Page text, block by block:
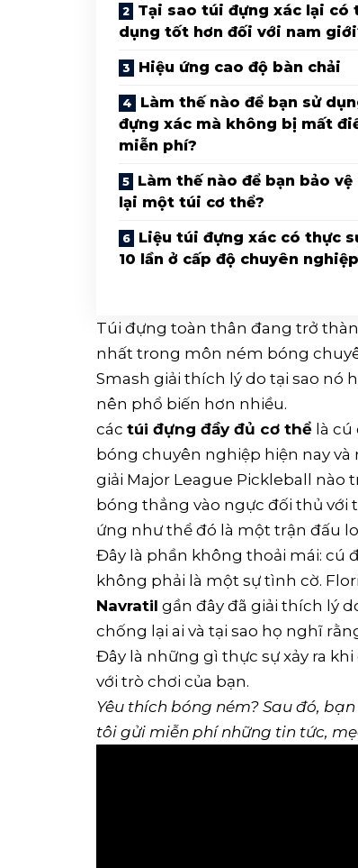
Tại sao túi đựng xác lại có
dụng tốt hơn đối với nam
Hiệu ứng cao độ bàn chải
Làm thế nào để bạn sử
đựng xác mà không bị mất
miễn phí?
Làm thế nào để bạn bảo vệ
lại một túi cơ thể?
Liệu túi đựng xác có thực
10 lần ở cấp độ chuyên
Túi đựng toàn thân đang trở
nhất trong môn ném bóng
Smash giải thích lý do tại sao nó
nên phổ biến hơn nhiều.
các túi đựng đầy đủ cơ thể là
bóng chuyên nghiệp hiện nay và
giải Major League Pickleball nào
bóng thẳng vào ngực đối thủ với
ứng như thể đó là một trận đấu
Đây là phần không thoải mái: cú
không phải là một sự tình cờ.
Navratil gần đây đã giải thích lý
chống lại ai và tại sao họ nghĩ
Đây là những gì thực sự xảy ra
với trò chơi của bạn.
Yêu thích bóng ném? Sau đó,
tôi gửi miễn phí những tin tức,